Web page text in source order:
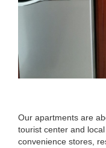
Our apartments are
tourist center and
convenience stores,